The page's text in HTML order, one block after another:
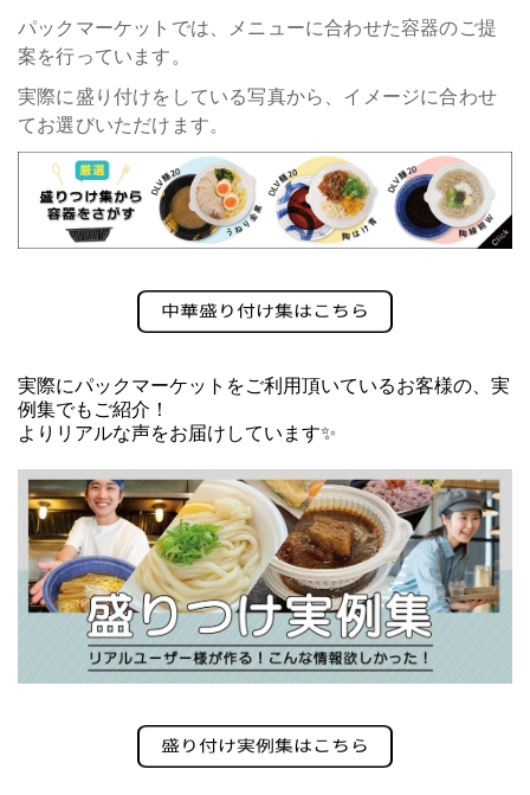
パックマーケットでは、メニューに合わせた容器のご提
案を行っています。
実際に盛り付けをしている写真から、イメージに合わせ
てお選びいただけます。
実際にパックマーケットをご利用頂いているお客様の、実
例集でもご紹介！
よりリアルな声をお届けしています✨